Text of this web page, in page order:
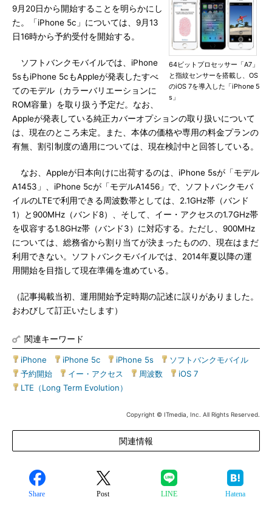
64ビットプロセッサー「A7」
と指紋センサーを搭載し、OS
のiOS 7を導入した「iPhone 5
s」
9月20日から開始することを明らかにし
た。「iPhone 5c」については、9月13
日16時から予約受付を開始する。
ソフトバンクモバイルでは、iPhone
5sもiPhone 5cもAppleが発表したすべ
てのモデル（カラーバリエーションに
ROM容量）を取り扱う予定だ。なお、
Appleが発表している純正カバーオプションの取り扱いについて
は、現在のところ未定。また、本体の価格や専用の料金プランの
有無、割引制度の適用については、現在検討中と回答している。
なお、Appleが日本向けに出荷するのは、iPhone 5sが「モデル
A1453」、iPhone 5cが「モデルA1456」で、ソフトバンクモバ
イルのLTEで利用できる周波数帯としては、2.1GHz帯（バンド
1）と900MHz（バンド8）、そして、イー・アクセスの1.7GHz帯
を収容する1.8GHz帯（バンド3）に対応する。ただし、900MHz
については、総務省から割り当てが決まったものの、現在はまだ
利用できない。ソフトバンクモバイルでは、2014年夏以降の運
用開始を目指して現在準備を進めている。
（記事掲載当初、運用開始予定時期の記述に誤りがありました。
おわびして訂正いたします）
関連キーワード
iPhone iPhone 5c iPhone 5s ソフトバンクモバイル
予約開始
イー・アクセス 周波数 iOS 7
LTE（Long Term Evolution）
Copyright © ITmedia, Inc. All Rights Reserved.
関連情報
Share Post LINE Hatena